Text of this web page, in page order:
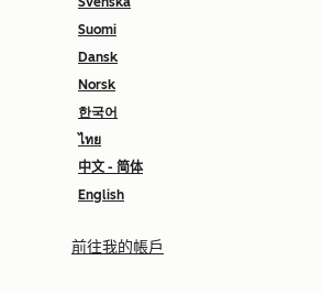
Suomi
Dansk
Norsk
한국어
ไทย
中文 - 简体
English
前往我的帳戶